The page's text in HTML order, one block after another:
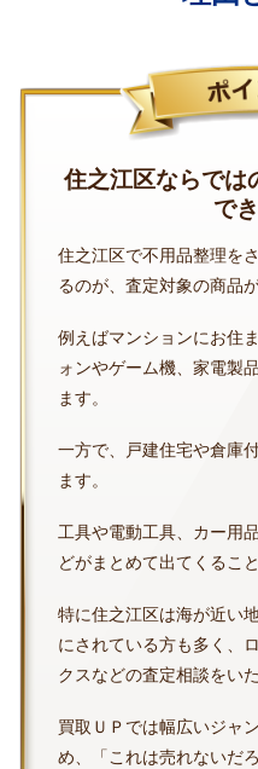
住之江区ならでは
で
住之江区で不用品整理を
るのが、査定対象の商品
例えばマンションにお住
ォンやゲーム機、家電製
ます。
一方で、戸建住宅や倉庫
ます。
工具や電動工具、カー用
どがまとめて出てくるこ
特に住之江区は海が近い
にされている方も多く、
クスなどの査定相談をい
買取ＵＰでは幅広いジャ
め、「これは売れないだ